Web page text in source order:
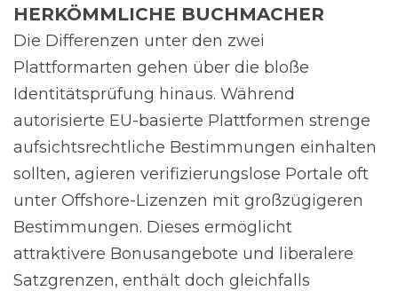
HERKÖMMLICHE BUCHMACHER
Die Differenzen unter den zwei
Plattformarten gehen über die bloße
Identitätsprüfung hinaus. Während
autorisierte EU-basierte Plattformen strenge
aufsichtsrechtliche Bestimmungen einhalten
sollten, agieren verifizierungslose Portale oft
unter Offshore-Lizenzen mit großzügigeren
Bestimmungen. Dieses ermöglicht
attraktivere Bonusangebote und liberalere
Satzgrenzen, enthält doch gleichfalls